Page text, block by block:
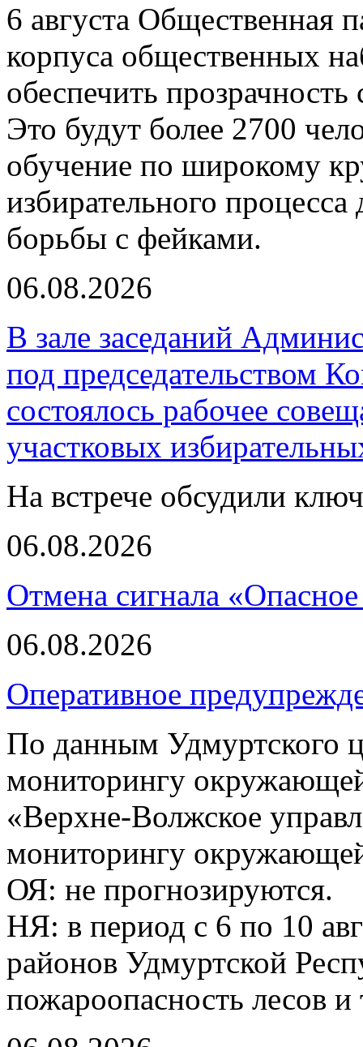
6 августа Общественная
корпуса общественных
обеспечить прозрачность
Это будут более 2700
обучение по широкому
избирательного
борьбы с фейками.
06.08.2026
В зале заседаний
под председательством
состоялось рабочее
участковых
На встрече обсудили
06.08.2026
Отмена сигнала
06.08.2026
Оперативное
По данным Удмуртского
мониторингу
«Верхне-Волжское
мониторингу
ОЯ: не прогнозируются.
НЯ: в период с 6 по 10
районов Удмуртской
пожароопасность лесов